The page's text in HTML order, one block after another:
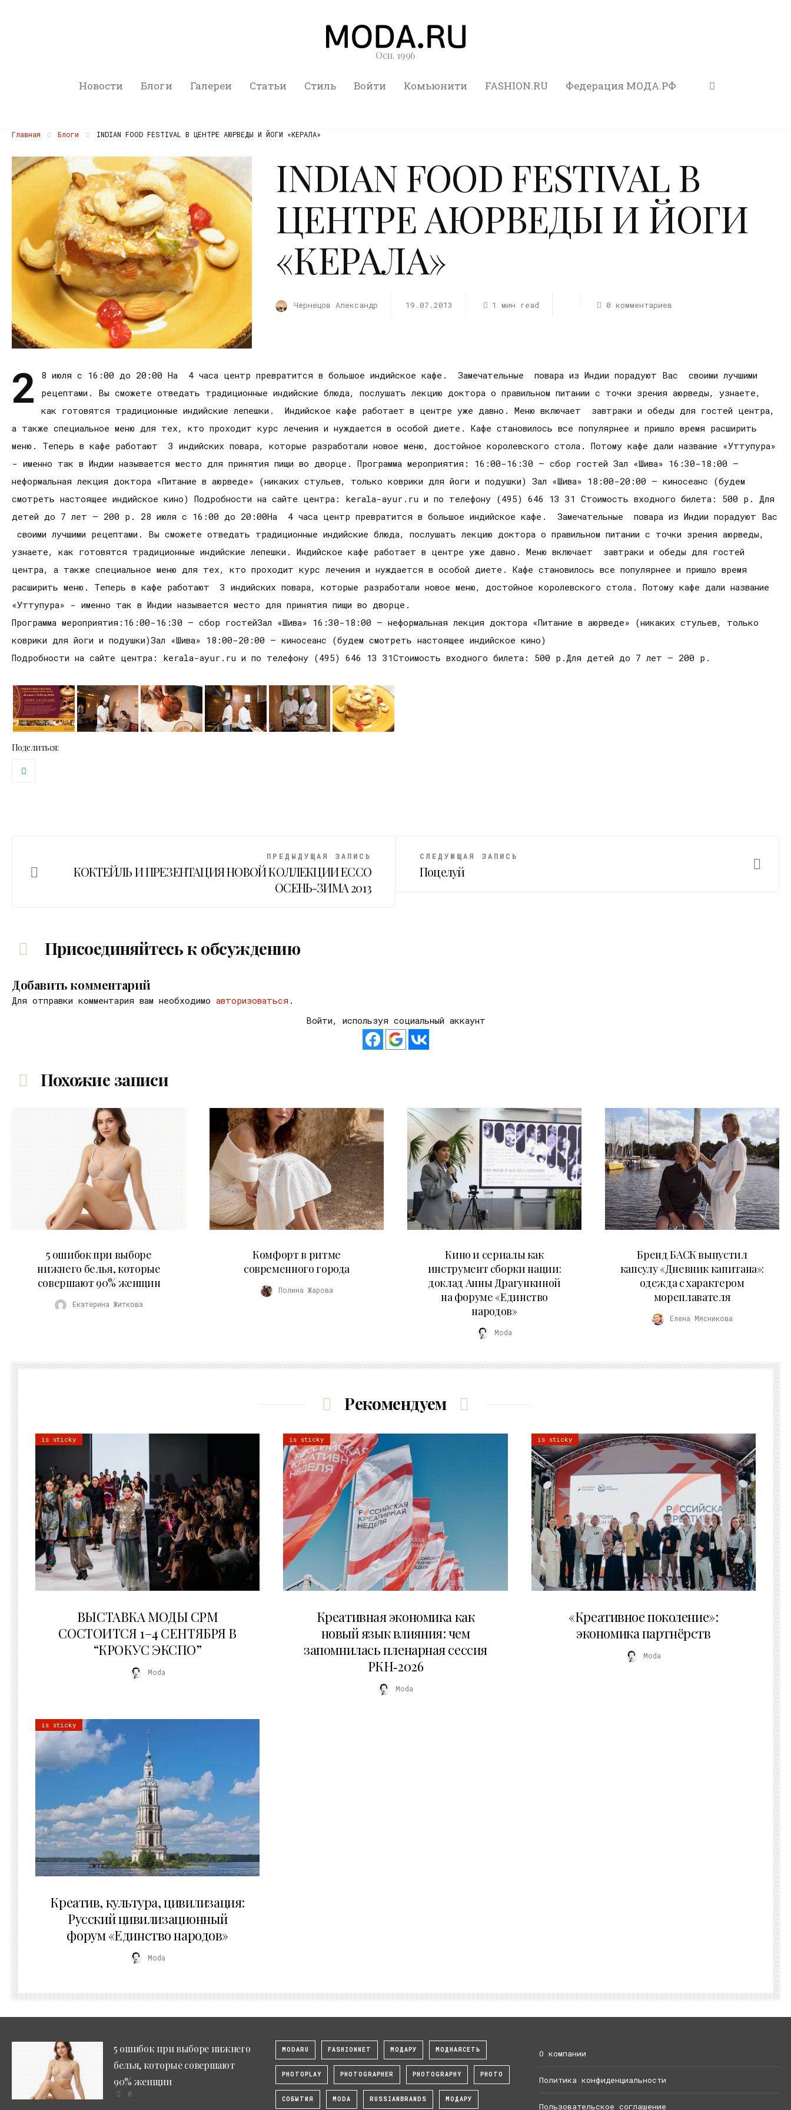
Осн. 1996
Новости Блоги Галереи Статьи Стиль Войти Комьюнити FASHION.RU Федерация МОДА.РФ
Главная Блоги INDIAN FOOD FESTIVAL В ЦЕНТРЕ АЮРВЕДЫ И ЙОГИ «КЕРАЛА»
INDIAN FOOD FESTIVAL В
ЦЕНТРЕ АЮРВЕДЫ И ЙОГИ
«КЕРАЛА»
Чернецов Александр 19.07.2013 1 мин read 0 комментариев
2
8 июля с 16:00 до 20:00 На 4 часа центр превратится в большое индийское кафе. Замечательные повара из Индии порадуют Вас своими лучшими
рецептами. Вы сможете отведать традиционные индийские блюда, послушать лекцию доктора о правильном питании с точки зрения аюрведы, узнаете,
как готовятся традиционные индийские лепешки. Индийское кафе работает в центре уже давно. Меню включает завтраки и обеды для гостей центра,
а также специальное меню для тех, кто проходит курс лечения и нуждается в особой диете. Кафе становилось все популярнее и пришло время расширить
меню. Теперь в кафе работают 3 индийских повара, которые разработали новое меню, достойное королевского стола. Потому кафе дали название «Уттупура»
- именно так в Индии называется место для принятия пищи во дворце. Программа мероприятия: 16:00-16:30 – сбор гостей Зал «Шива» 16:30-18:00 –
неформальная лекция доктора «Питание в аюрведе» (никаких стульев, только коврики для йоги и подушки) Зал «Шива» 18:00-20:00 – киносеанс (будем
смотреть настоящее индийское кино) Подробности на сайте центра: kerala-ayur.ru и по телефону (495) 646 13 31 Стоимость входного билета: 500 р. Для
детей до 7 лет – 200 р. 28 июля с 16:00 до 20:00На 4 часа центр превратится в большое индийское кафе. Замечательные повара из Индии порадуют Вас
своими лучшими рецептами. Вы сможете отведать традиционные индийские блюда, послушать лекцию доктора о правильном питании с точки зрения аюрведы,
узнаете, как готовятся традиционные индийские лепешки. Индийское кафе работает в центре уже давно. Меню включает завтраки и обеды для гостей
центра, а также специальное меню для тех, кто проходит курс лечения и нуждается в особой диете. Кафе становилось все популярнее и пришло время
расширить меню. Теперь в кафе работают 3 индийских повара, которые разработали новое меню, достойное королевского стола. Потому кафе дали название
«Уттупура» - именно так в Индии называется место для принятия пищи во дворце.
Программа мероприятия:16:00-16:30 – сбор гостейЗал «Шива» 16:30-18:00 – неформальная лекция доктора «Питание в аюрведе» (никаких стульев, только
коврики для йоги и подушки)Зал «Шива» 18:00-20:00 – киносеанс (будем смотреть настоящее индийское кино)
Подробности на сайте центра: kerala-ayur.ru и по телефону (495) 646 13 31Стоимость входного билета: 500 р.Для детей до 7 лет – 200 р.
Поделиться:
ПРЕДЫДУЩАЯ ЗАПИСЬ
КОКТЕЙЛЬ И ПРЕЗЕНТАЦИЯ НОВОЙ КОЛЛЕКЦИИ ECCO
ОСЕНЬ-ЗИМА 2013
СЛЕДУЮЩАЯ ЗАПИСЬ
Поцелуй
Присоединяйтесь к обсуждению
Добавить комментарий
Для отправки комментария вам необходимо авторизоваться .
Войти, используя социальный аккаунт
Похожие записи
5 ошибок при выборе
нижнего белья, которые
совершают 90% женщин
Екатерина Житкова
Комфорт в ритме
современного города
Полина Жарова
Кино и сериалы как
инструмент сборки нации:
доклад Анны Драгункиной
на форуме «Единство
народов»
Moda
Бренд БАСК выпустил
капсулу «Дневник капитана»:
одежда с характером
мореплавателя
Елена Мясникова
Рекомендуем
is sticky
ВЫСТАВКА МОДЫ CPM
СОСТОИТСЯ 1–4 СЕНТЯБРЯ В
“КРОКУС ЭКСПО”
Moda
is sticky
Креативная экономика как
новый язык влияния: чем
запомнилась пленарная сессия
РКН‑2026
Moda
is sticky
«Креативное поколение»:
экономика партнёрств
Moda
is sticky
Креатив, культура, цивилизация:
Русский цивилизационный
форум «Единство народов»
Moda
5 ошибок при выборе нижнего
белья, которые совершают
90% женщин
0
MODARU FASHIONNET МОДАРУ МОДНАЯСЕТЬ
PHOTOPLAY PHOTOGRAPHER PHOTOGRAPHY PHOTO
СОБЫТИЯ MODA RUSSIANBRANDS МОДАРУ
О компании
Политика конфиденциальности
Пользовательское соглашение